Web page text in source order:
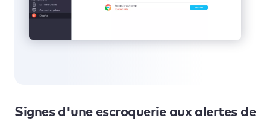
Signes d'une escroquerie aux alertes de